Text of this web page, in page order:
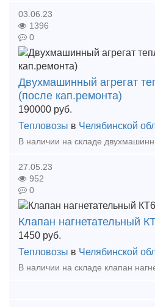
03.06.23
1396
0
Двухмашинный агрегат
(после кап.ремонта)
190000 руб.
Тепловозы в Челябинской
27.05.23
952
0
Клапан нагнетательный
1450 руб.
Тепловозы в Челябинской